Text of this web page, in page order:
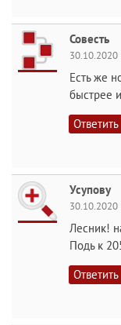
Совесть
30.10.2020
Есть же
быстрее
Ответить
Усупову
30.10.2020
Лесник!
Подь к
Ответить